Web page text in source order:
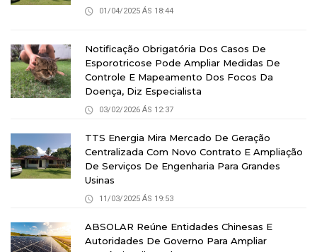
01/04/2025 ÁS 18:44
Notificação Obrigatória Dos Casos De
Esporotricose Pode Ampliar Medidas De
Controle E Mapeamento Dos Focos Da
Doença, Diz Especialista
03/02/2026 ÁS 12:37
TTS Energia Mira Mercado De Geração
Centralizada Com Novo Contrato E Ampliação
De Serviços De Engenharia Para Grandes
Usinas
11/03/2025 ÁS 19:53
ABSOLAR Reúne Entidades Chinesas E
Autoridades De Governo Para Ampliar